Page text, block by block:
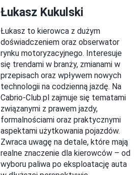
Łukasz Kukulski
Łukasz to kierowca z dużym
doświadczeniem oraz obserwator
rynku motoryzacyjnego. Interesuje
się trendami w branży, zmianami w
przepisach oraz wpływem nowych
technologii na codzienną jazdę. Na
Cabrio-Club.pl zajmuje się tematami
związanymi z prawem jazdy,
formalnościami oraz praktycznymi
aspektami użytkowania pojazdów.
Zwraca uwagę na detale, które mają
realne znaczenie dla kierowców – od
wyboru paliwa po eksploatację auta